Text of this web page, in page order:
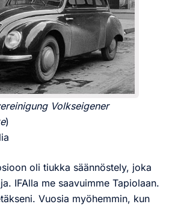
Volkseigener
)
oli tiukka säännöstely, joka
IFAlla me saavuimme Tapiolaan.
Vuosia myöhemmin, kun